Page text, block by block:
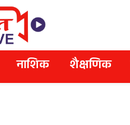
नाशिक शैक्षणिक